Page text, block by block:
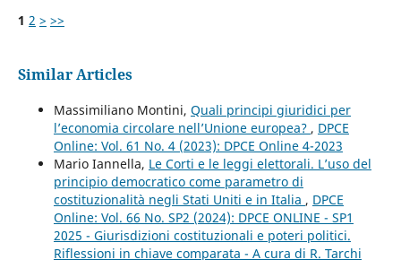
1 2 > >>
Similar Articles
Massimiliano Montini, Quali principi giuridici per
l’economia circolare nell’Unione europea? , DPCE
Online: Vol. 61 No. 4 (2023): DPCE Online 4-2023
Mario Iannella, Le Corti e le leggi elettorali. L’uso del
principio democratico come parametro di
costituzionalità negli Stati Uniti e in Italia , DPCE
Online: Vol. 66 No. SP2 (2024): DPCE ONLINE - SP1
2025 - Giurisdizioni costituzionali e poteri politici.
Riflessioni in chiave comparata - A cura di R. Tarchi